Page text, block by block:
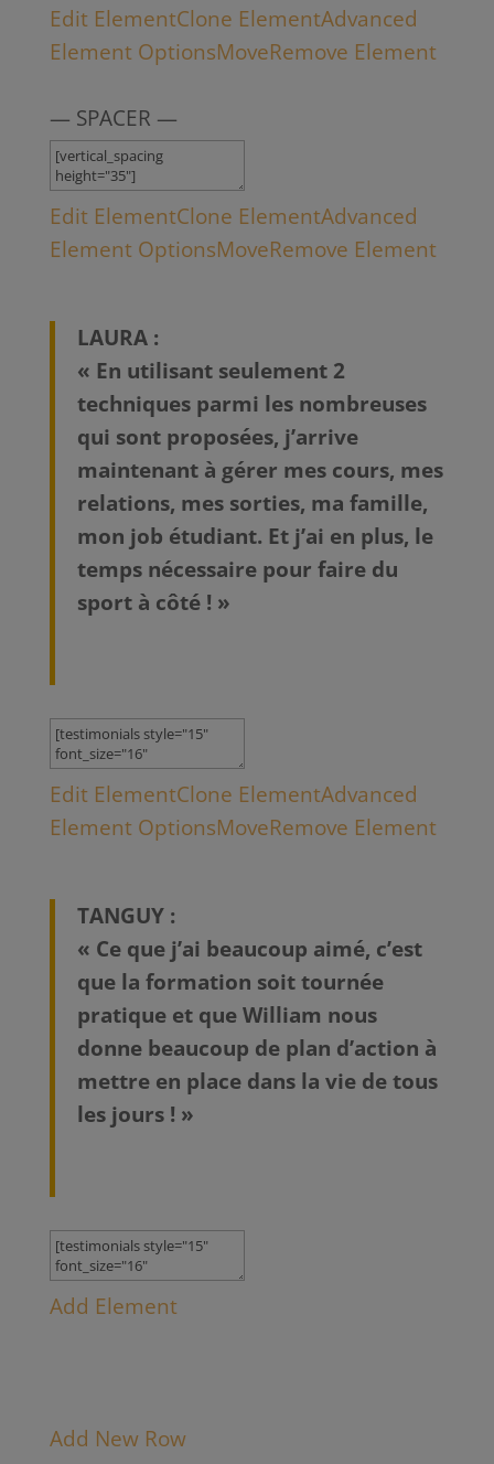
Edit ElementClone ElementAdvanced
Element OptionsMoveRemove Element
— SPACER —
Edit ElementClone ElementAdvanced
Element OptionsMoveRemove Element
LAURA :
« En utilisant seulement 2
techniques parmi les nombreuses
qui sont proposées, j’arrive
maintenant à gérer mes cours, mes
relations, mes sorties, ma famille,
mon job étudiant. Et j’ai en plus, le
temps nécessaire pour faire du
sport à côté ! »
Edit ElementClone ElementAdvanced
Element OptionsMoveRemove Element
TANGUY :
« Ce que j’ai beaucoup aimé, c’est
que la formation soit tournée
pratique et que William nous
donne beaucoup de plan d’action à
mettre en place dans la vie de tous
les jours ! »
Add Element
Add New Row